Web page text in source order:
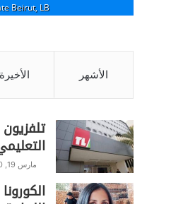
Beirut, LB
الأشهر الأخيرة
تلفزيون
مارس 19, 2020